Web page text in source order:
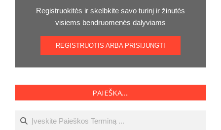
Registruokitės ir skelbkite savo turinį ir žinutės
visiems bendruomenės dalyviams
REGISTRUOTIS ARBA PRISIJUNGTI
PAIEŠKA….
Ieškoti